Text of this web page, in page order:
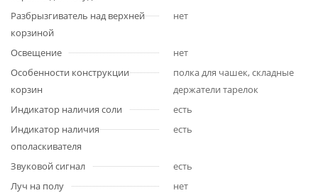
Разбрызгиватель над верхней
корзиной
нет
Освещение
нет
Особенности конструкции
корзин
полка для чашек, складные
держатели тарелок
Индикатор наличия соли
есть
Индикатор наличия
ополаскивателя
есть
Звуковой сигнал
есть
Луч на полу
нет